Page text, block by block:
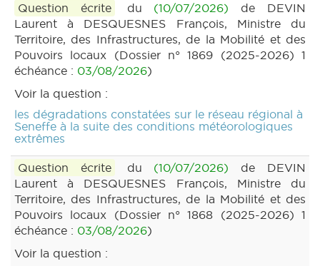
Question écrite du (10/07/2026) de DEVIN
Laurent à DESQUESNES François, Ministre du
Territoire, des Infrastructures, de la Mobilité et des
Pouvoirs locaux (Dossier n° 1869 (2025-2026) 1
échéance : 03/08/2026)
Voir la question :
les dégradations constatées sur le réseau régional à
Seneffe à la suite des conditions météorologiques
extrêmes
Question écrite du (10/07/2026) de DEVIN
Laurent à DESQUESNES François, Ministre du
Territoire, des Infrastructures, de la Mobilité et des
Pouvoirs locaux (Dossier n° 1868 (2025-2026) 1
échéance : 03/08/2026)
Voir la question :